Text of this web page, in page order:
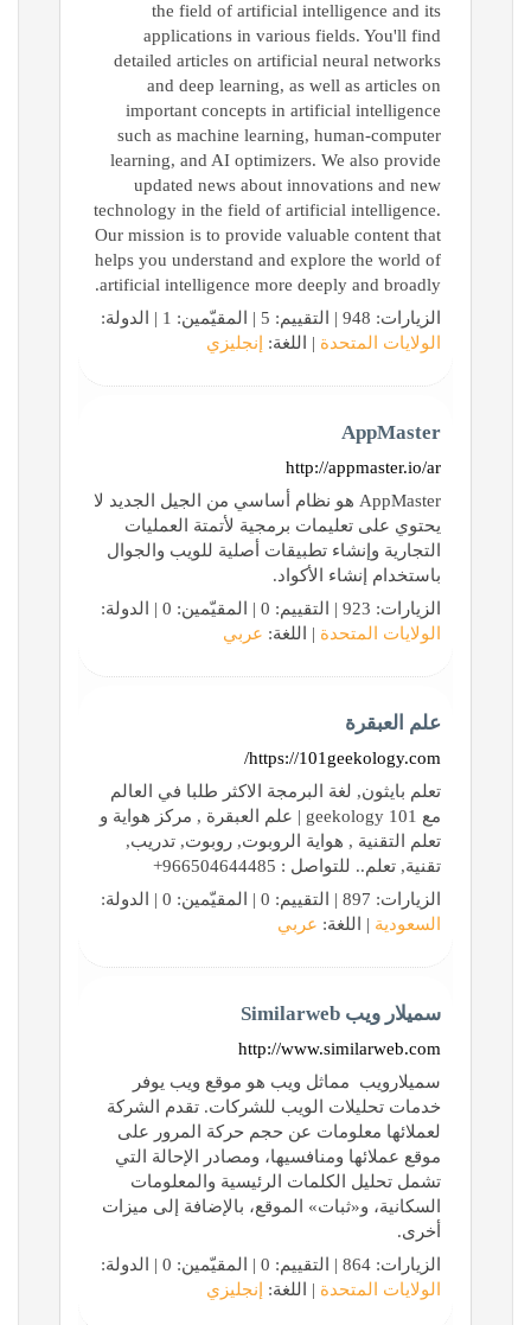
the field of artificial intelligence and its
applications in various fields. You'll find
detailed articles on artificial neural networks
and deep learning, as well as articles on
important concepts in artificial intelligence
such as machine learning, human-computer
learning, and AI optimizers. We also provide
updated news about innovations and new
technology in the field of artificial intelligence.
Our mission is to provide valuable content that
helps you understand and explore the world of
artificial intelligence more deeply and broadly.
الزيارات: 948 | التقييم: 5 | المقيّمين: 1 | الدولة:
الولايات المتحدة | اللغة: إنجليزي
AppMaster
http://appmaster.io/ar
AppMaster هو نظام أساسي من الجيل الجديد لا
يحتوي على تعليمات برمجية لأتمتة العمليات
التجارية وإنشاء تطبيقات أصلية للويب والجوال
باستخدام إنشاء الأكواد.
الزيارات: 923 | التقييم: 0 | المقيّمين: 0 | الدولة:
الولايات المتحدة | اللغة: عربي
علم العبقرة
https://101geekology.com/
تعلم بايثون, لغة البرمجة الاكثر طلبا في العالم
مع geekology 101 | علم العبقرة , مركز هواية و
تعلم التقنية , هواية الروبوت, روبوت, تدريب,
تقنية, تعلم.. للتواصل : 966504644485+
الزيارات: 897 | التقييم: 0 | المقيّمين: 0 | الدولة:
السعودية | اللغة: عربي
سميلار ويب Similarweb
http://www.similarweb.com
سميلارويب ‏ مماثل ويب هو موقع ويب يوفر
خدمات تحليلات الويب للشركات. تقدم الشركة
لعملائها معلومات عن حجم حركة المرور على
موقع عملائها ومنافسيها، ومصادر الإحالة التي
تشمل تحليل الكلمات الرئيسية والمعلومات
السكانية، و«ثبات» الموقع، بالإضافة إلى ميزات
أخرى.
الزيارات: 864 | التقييم: 0 | المقيّمين: 0 | الدولة:
الولايات المتحدة | اللغة: إنجليزي